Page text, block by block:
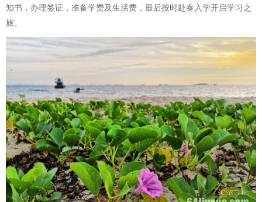
知书，办理签证，准备学费及生活费，最后按时赴泰入学开启学习之
旅。